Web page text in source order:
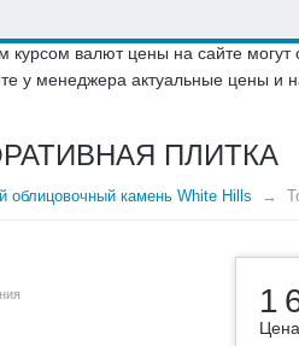
валют цены на сайте могут
у менеджера актуальные цены и
ПЛИТКА
облицовочный камень White Hills
1